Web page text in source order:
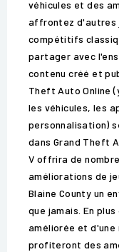
véhicules et des
affrontez d'autres
compétitifs
partager avec
contenu créé et
Theft Auto Online
les véhicules, les
personnalisation)
dans Grand Theft
V offrira de
améliorations de
Blaine County un
que jamais. En
améliorée et d'une
profiteront des